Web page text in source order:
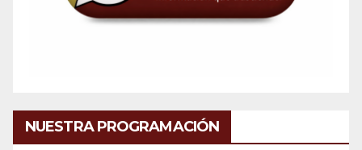
NUESTRA PROGRAMACIÓN